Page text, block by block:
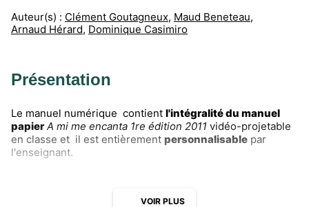
Auteur(s) : Clément Goutagneux, Maud Beneteau,
Arnaud Hérard, Dominique Casimiro
Présentation
Le manuel numérique contient l'intégralité du manuel
papier A mi me encanta 1re édition 2011 vidéo-projetable
en classe et il est entièrement personnalisable par
l'enseignant.
VOIR PLUS